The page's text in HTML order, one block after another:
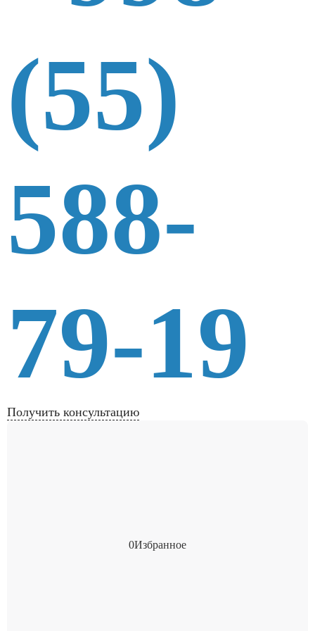
(55)
588-
79-19
Получить консультацию
0Избранное